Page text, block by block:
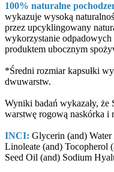
100% naturalne
wykazuje wysoką
przez upcyklingowany
wykorzystanie odpadowych
produktem ubocznym
*Średni rozmiar kapsułki
dwuwarstw.
Wyniki badań wykazały,
warstwę rogową naskórka i
INCI: Glycerin (and)
Linoleate (and) Tocopherol
Seed Oil (and) Sodium